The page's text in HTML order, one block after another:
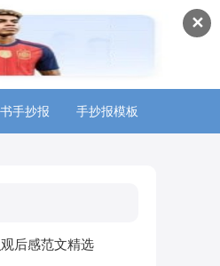
✕
手抄报 手抄报模板
后感范文精选